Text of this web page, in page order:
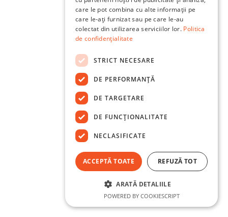
care le pot combina cu alte informații pe
care le-ați furnizat sau pe care le-au
colectat din utilizarea serviciilor lor. Politica
de confidențialitate
STRICT NECESARE
DE PERFORMANȚĂ
DE TARGETARE
DE FUNCŢIONALITATE
NECLASIFICATE
ACCEPTĂ TOATE REFUZĂ TOT
ARATĂ DETALIILE
POWERED BY COOKIESCRIPT